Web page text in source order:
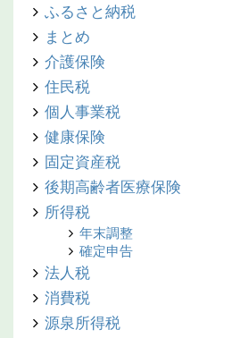
ふるさと納税
まとめ
介護保険
住民税
個人事業税
健康保険
固定資産税
後期高齢者医療保険
所得税
年末調整
確定申告
法人税
消費税
源泉所得税